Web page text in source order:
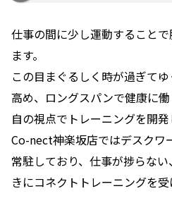
仕事の間に少し運動すること
ます。
この目まぐるしく時が過ぎて
高め、ロングスパンで健康に
自の視点でトレーニングを開発
Co-nect神楽坂店ではデスクワ
常駐しており、仕事が捗らな
きにコネクトトレーニングを受